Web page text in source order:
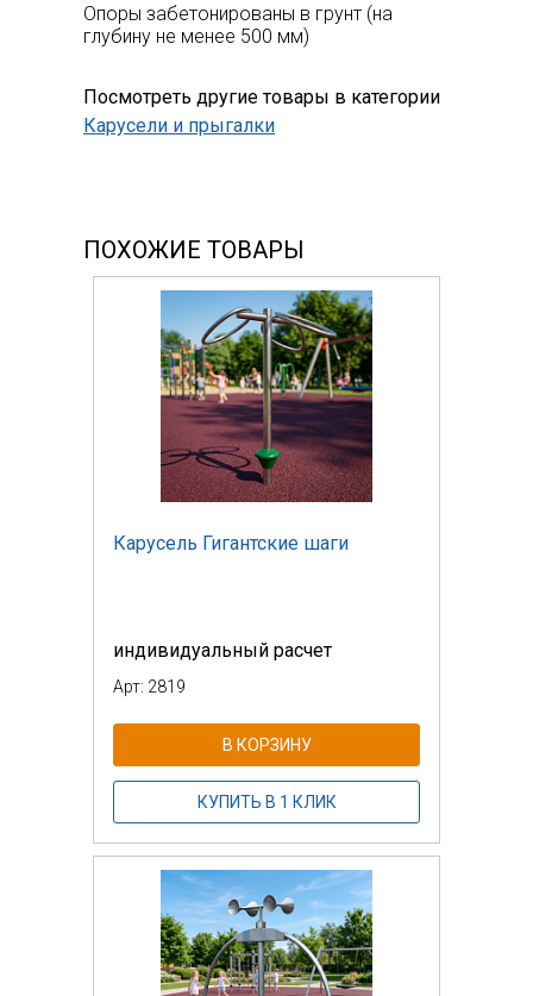
Опоры забетонированы в грунт (на
глубину не менее 500 мм)
Посмотреть другие товары в категории
Карусели и прыгалки
ПОХОЖИЕ ТОВАРЫ
Карусель Гигантские шаги
индивидуальный расчет
Арт: 2819
В КОРЗИНУ
КУПИТЬ В 1 КЛИК